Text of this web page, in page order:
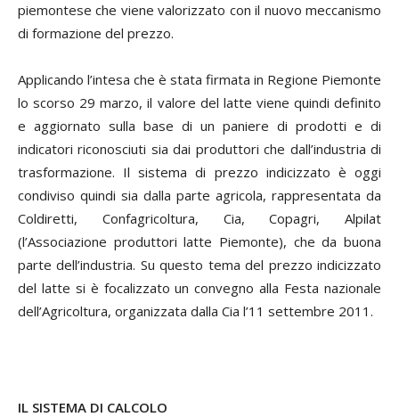
piemontese che viene valorizzato con il nuovo meccanismo
di formazione del prezzo.
Applicando l’intesa che è stata firmata in Regione Piemonte
lo scorso 29 marzo, il valore del latte viene quindi definito
e aggiornato sulla base di un paniere di prodotti e di
indicatori riconosciuti sia dai produttori che dall’industria di
trasformazione. Il sistema di prezzo indicizzato è oggi
condiviso quindi sia dalla parte agricola, rappresentata da
Coldiretti, Confagricoltura, Cia, Copagri, Alpilat
(l’Associazione produttori latte Piemonte), che da buona
parte dell’industria. Su questo tema del prezzo indicizzato
del latte si è focalizzato un convegno alla Festa nazionale
dell’Agricoltura, organizzata dalla Cia l’11 settembre 2011.
IL SISTEMA DI CALCOLO